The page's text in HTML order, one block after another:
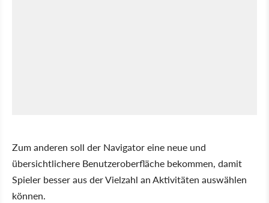
Zum anderen soll der Navigator eine neue und
übersichtlichere Benutzeroberfläche bekommen, damit
Spieler besser aus der Vielzahl an Aktivitäten auswählen
können.